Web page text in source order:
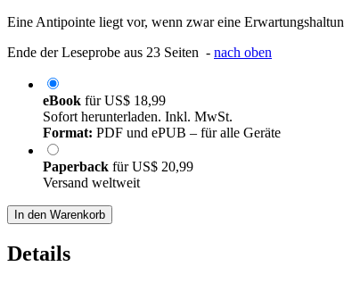
Eine Antipointe liegt vor, wenn zwar eine
Ende der Leseprobe aus 23 Seiten - nach oben
eBook fürUS$ 18,99
Sofort herunterladen. Inkl. MwSt.
Format: PDF und ePUB – für alle Geräte
Paperback fürUS$ 20,99
Versand weltweit
In den Warenkorb
Details